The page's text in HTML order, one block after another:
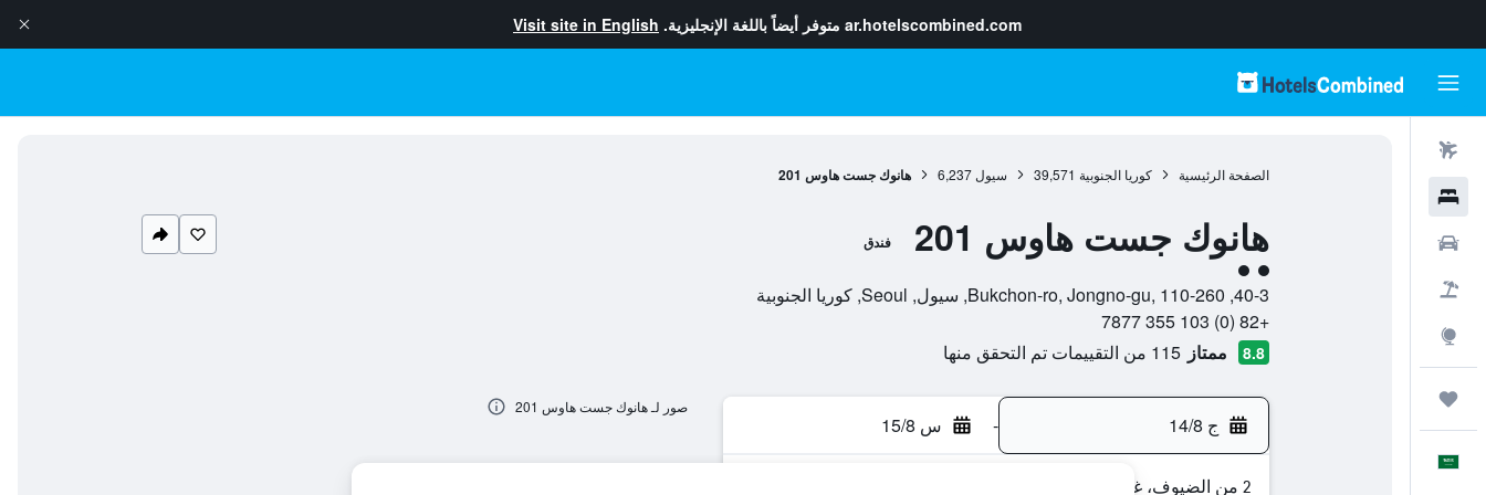
ar.hotelscombined.com متوفر أيضاً باللغة الإنجليزية. Visit site in English
الصفحة الرئيسية كوريا الجنوبية 39,571 سيول 6,237 هانوك جست هاوس 201
هانوك جست هاوس 201 فندق
تقييم فئة 2
40-3, Bukchon-ro, Jongno-gu, 110-260, سيول, Seoul, كوريا الجنوبية
+82 (0) 103 355 7877
8.8 ممتاز 115 من التقييمات تم التحقق منها
ج 14/8 - س 15/8
2 من الضيوف، غرفة واحدة
صور لـ هانوك جست هاوس 201